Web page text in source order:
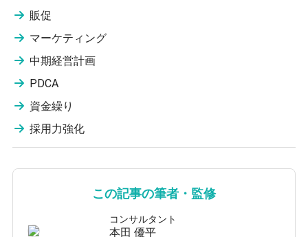
販促
マーケティング
中期経営計画
PDCA
資金繰り
採用力強化
この記事の筆者・監修
コンサルタント
本田 優平